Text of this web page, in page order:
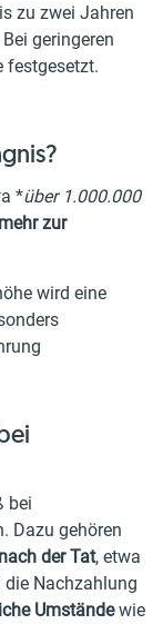
zu zwei Jahren
geringeren
festgesetzt.
*über 1.000.000
zur
wird eine
bei
Dazu gehören
der Tat, etwa
Nachzahlung
Umständewie